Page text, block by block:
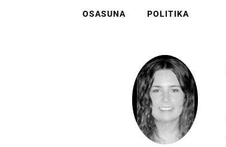
OSASUNA POLITIKA